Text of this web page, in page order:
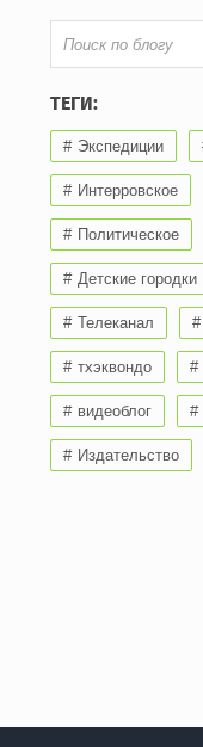
ТЕГИ:
Экспедиции
Интерровское
Политическое
Детские городки
Телеканал
тхэквондо
видеоблог
Издательство